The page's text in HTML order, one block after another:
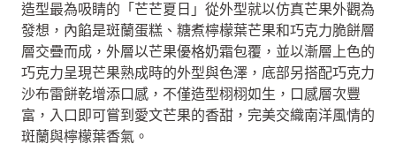
造型最為吸睛的「芒芒夏日」從外型就以仿真芒果外觀為
發想，內餡是斑蘭蛋糕、糖煮檸檬葉芒果和巧克力脆餅層
層交疊而成，外層以芒果優格奶霜包覆，並以漸層上色的
巧克力呈現芒果熟成時的外型與色澤，底部另搭配巧克力
沙布雷餅乾增添口感，不僅造型栩栩如生，口感層次豐
富，入口即可嘗到愛文芒果的香甜，完美交織南洋風情的
斑蘭與檸檬葉香氣。